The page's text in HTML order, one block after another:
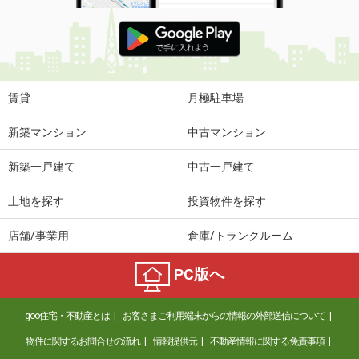
賃貸 月極駐車場
新築マンション 中古マンション
新築一戸建て 中古一戸建て
土地を探す 投資物件を探す
店舗/事業用 倉庫/トランクルーム
PC版へ
goo住宅・不動産とは お客さまご利用端末からの情報の外部送信について
物件に関するお問合せの流れ 情報提供元 不動産情報に関する免責事項